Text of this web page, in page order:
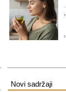
Novi sadržaji